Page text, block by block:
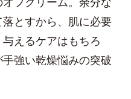
とすから、肌に必要
えるケアはもちろ
強い乾燥悩みの突破